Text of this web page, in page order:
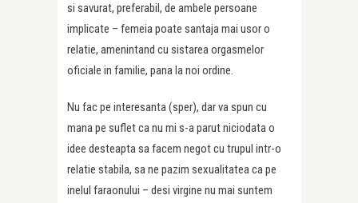
si savurat, preferabil, de ambele persoane
implicate – femeia poate santaja mai usor o
relatie, amenintand cu sistarea orgasmelor
oficiale in familie, pana la noi ordine.
Nu fac pe interesanta (sper), dar va spun cu
mana pe suflet ca nu mi s-a parut niciodata o
idee desteapta sa facem negot cu trupul intr-o
relatie stabila, sa ne pazim sexualitatea ca pe
inelul faraonului – desi virgine nu mai suntem